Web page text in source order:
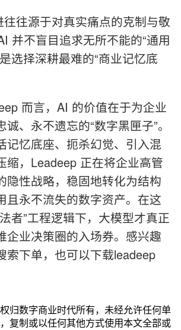
往源于对真实痛点的克制与敬
并不盲目追求无所不能的“通用
选择深耕最难的“商业记忆底
而言，AI 的价值在于为企业
、永不遗忘的“数字黑匣子”。
记忆底座、扼杀幻觉、引入混
缩，Leadeep 正在将企业高管
隐性战略，稳固地转化为结构
且永不流失的数字资产。在这
者”工程逻辑下，大模型才真正
企业决策圈的入场券。感兴趣
索下单，也可以下载leadeep
归数字商业时代所有，未经允许任何单
复制或以任何其他方式使用本文全部或